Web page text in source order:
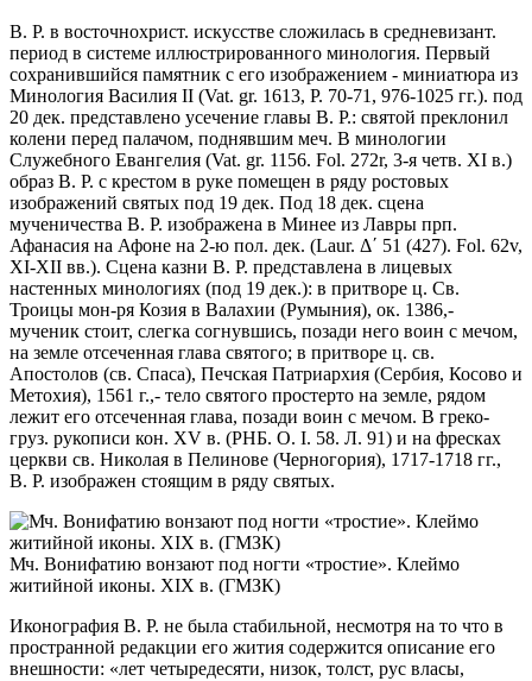
В. Р. в восточнохрист. искусстве сложилась в средневизант.
период в системе иллюстрированного минология. Первый
сохранившийся памятник с его изображением - миниатюра из
Минология Василия II (Vat. gr. 1613, Р. 70-71, 976-1025 гг.). под
20 дек. представлено усечение главы В. Р.: святой преклонил
колени перед палачом, поднявшим меч. В минологии
Служебного Евангелия (Vat. gr. 1156. Fol. 272r, 3-я четв. XI в.)
образ В. Р. с крестом в руке помещен в ряду ростовых
изображений святых под 19 дек. Под 18 дек. сцена
мученичества В. Р. изображена в Минее из Лавры прп.
Афанасия на Афоне на 2-ю пол. дек. (Laur. Δ´ 51 (427). Fol. 62v,
XI-XII вв.). Сцена казни В. Р. представлена в лицевых
настенных минологиях (под 19 дек.): в притворе ц. Св.
Троицы мон-ря Козия в Валахии (Румыния), ок. 1386,-
мученик стоит, слегка согнувшись, позади него воин с мечом,
на земле отсеченная глава святого; в притворе ц. св.
Апостолов (св. Спаса), Печская Патриархия (Сербия, Косово и
Метохия), 1561 г.,- тело святого простерто на земле, рядом
лежит его отсеченная глава, позади воин с мечом. В греко-
груз. рукописи кон. XV в. (РНБ. O. I. 58. Л. 91) и на фресках
церкви св. Николая в Пелинове (Черногория), 1717-1718 гг.,
В. Р. изображен стоящим в ряду святых.
Мч. Вонифатию вонзают под ногти «тростие». Клеймо
житийной иконы. XIX в. (ГМЗК)
Иконография В. Р. не была стабильной, несмотря на то что в
пространной редакции его жития содержится описание его
внешности: «лет четыредесяти, низок, толст, рус власы,